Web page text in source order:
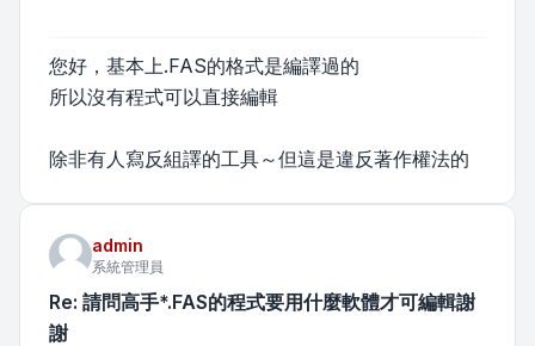
您好，基本上.FAS的格式是編譯過的
所以沒有程式可以直接編輯
除非有人寫反組譯的工具～但這是違反著作權法的
admin
系統管理員
Re: 請問高手*.FAS的程式要用什麼軟體才可編輯謝
謝